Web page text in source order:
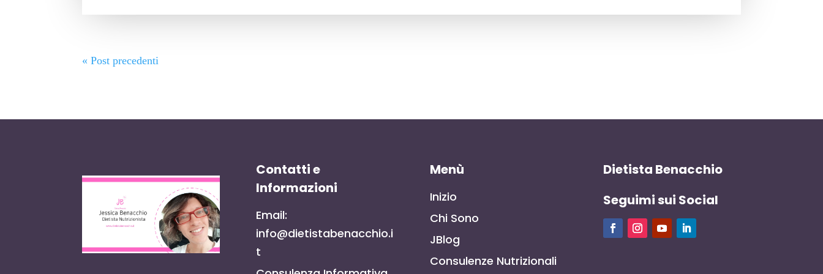
« Post precedenti
Contatti e
Informazioni
Email:
info@dietistabenacchio.i
t
Menù
Inizio
Chi Sono
JBlog
Consulenze Nutrizionali
Dietista Benacchio
Seguimi sui Social